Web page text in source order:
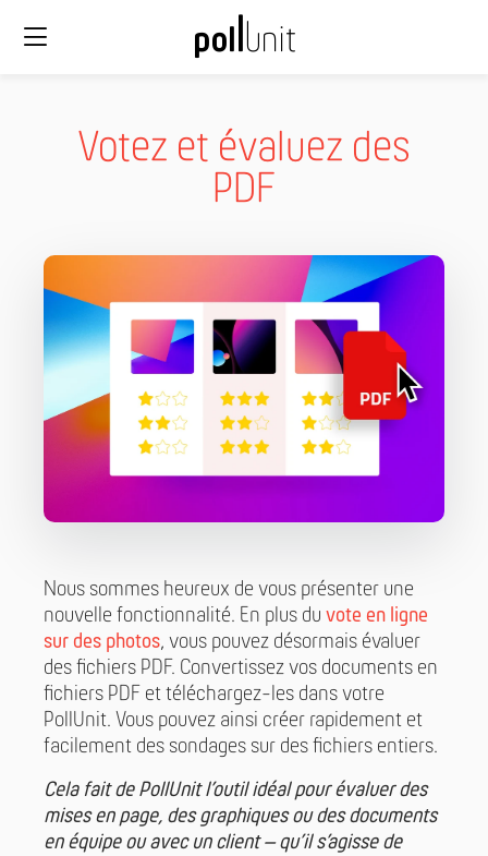
Votez et évaluez des
PDF
Nous sommes heureux de vous présenter une
nouvelle fonctionnalité. En plus du vote en ligne
sur des photos, vous pouvez désormais évaluer
des fichiers PDF. Convertissez vos documents en
fichiers PDF et téléchargez-les dans votre
PollUnit. Vous pouvez ainsi créer rapidement et
facilement des sondages sur des fichiers entiers.
Cela fait de PollUnit l’outil idéal pour évaluer des
mises en page, des graphiques ou des documents
en équipe ou avec un client – qu’il s’agisse de